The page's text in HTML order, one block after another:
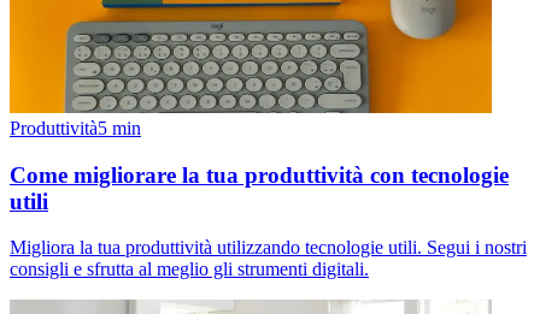
Produttività5 min
Come migliorare la tua produttività con tecnologie
utili
Migliora la tua produttività utilizzando tecnologie utili. Segui i nostri
consigli e sfrutta al meglio gli strumenti digitali.